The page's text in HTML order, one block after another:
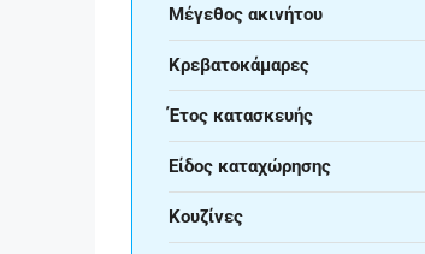
Μέγεθος ακινήτου
Κρεβατοκάμαρες
Έτος κατασκευής
Είδος καταχώρησης
Κουζίνες